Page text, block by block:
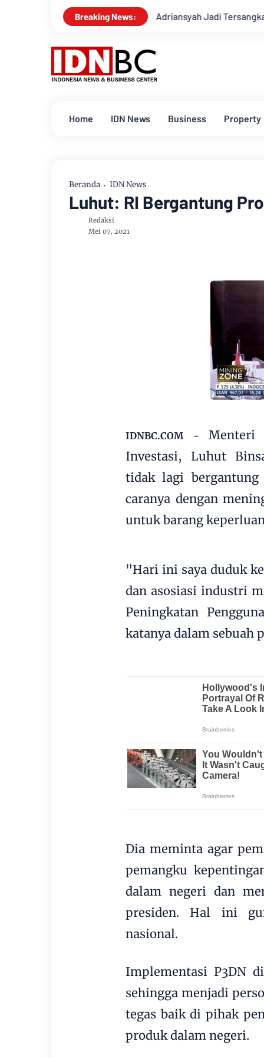
Breaking News:
Jampidsus Febrie Adriansyah Jadi Tersangka, Ini Kasusnya
Home IDN News Business Property
Beranda IDN News
Luhut: RI Bergantung
Redaksi
Mei 07, 2021
IDNBC.COM -Menteri
Investasi, Luhut
tidak lagi
caranya dengan
untuk barang
"Hari ini saya duduk
dan asosiasi industri
Peningkatan
katanya dalam sebuah
Dia meminta agar
pemangku
dalam negeri dan
presiden. Hal ini
nasional.
Implementasi P3DN
sehingga menjadi
tegas baik di pihak
produk dalam negeri.